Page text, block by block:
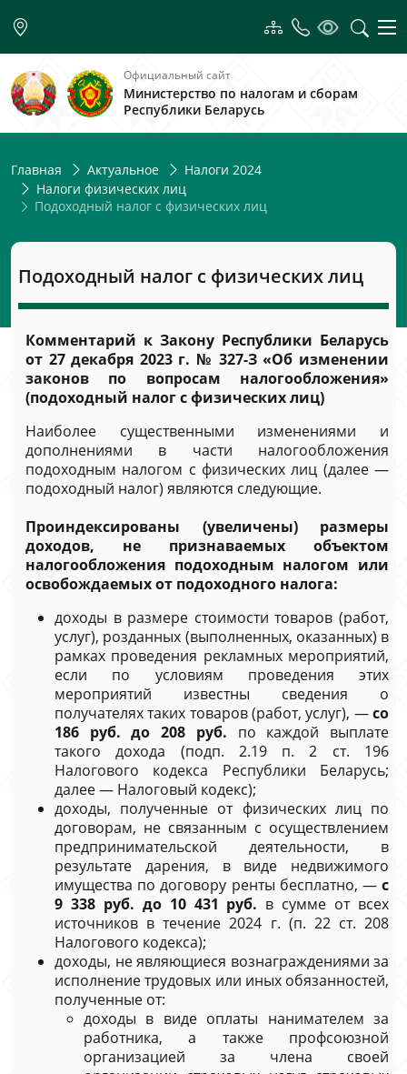
Официальный сайт
Министерство по налогам и сборам
Республики Беларусь
Главная Актуальное
Налоги 2024
Налоги физических лиц
Подоходный налог с физических лиц
Подоходный налог с физических лиц
Комментарий к Закону Республики Беларусь
от 27 декабря 2023 г. № 327-З «Об изменении
законов по вопросам налогообложения»
(подоходный налог с физических лиц)
Наиболее существенными изменениями и
дополнениями в части налогообложения
подоходным налогом с физических лиц (далее —
подоходный налог) являются следующие.
Проиндексированы (увеличены) размеры
доходов, не признаваемых объектом
налогообложения подоходным налогом или
освобождаемых от подоходного налога:
доходы в размере стоимости товаров (работ,
услуг), розданных (выполненных, оказанных) в
рамках проведения рекламных мероприятий,
если по условиям проведения этих
мероприятий известны сведения о
получателях таких товаров (работ, услуг), —со
186 руб. до 208 руб. по каждой выплате
такого дохода (подп. 2.19 п. 2 ст. 196
Налогового кодекса Республики Беларусь;
далее — Налоговый кодекс);
доходы, полученные от физических лиц по
договорам, не связанным с осуществлением
предпринимательской деятельности, в
результате дарения, в виде недвижимого
имущества по договору ренты бесплатно, — с
9 338 руб. до 10 431 руб. в сумме от всех
источников в течение 2024 г. (п. 22 ст. 208
Налогового кодекса);
доходы, не являющиеся вознаграждениями за
исполнение трудовых или иных обязанностей,
полученные от:
доходы в виде оплаты нанимателем за
работника, а также профсоюзной
организацией за члена своей